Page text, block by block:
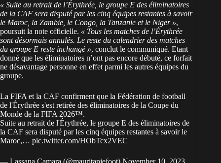
« Suite au retrait de l’Érythrée, le groupe E des éliminatoires
de la CAF sera disputé par les cinq équipes restantes à savoir
le Maroc, la Zambie, le Congo, la Tanzanie et le Niger »,
poursuit la note officielle. « Tous les matches de l’Érythrée
sont désormais annulés. Le reste du calendrier des matches
du groupe E reste inchangé », conclut le communiqué. Etant
donné que les éliminatoires n’ont pas encore débuté, ce forfait
ne désavantage personne en effet parmi les autres équipes du
groupe.
La FIFA et la CAF confirment que la Fédération de football
de l'Érythrée s'est retirée des éliminatoires de la Coupe du
Monde de la FIFA 2026™.
Suite au retrait de l'Érythrée, le groupe E des éliminatoires de
la CAF sera disputé par les cinq équipes restantes à savoir le
Maroc,… pic.twitter.com/HObTcx2VEC